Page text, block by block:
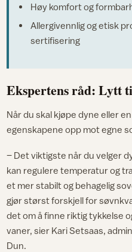
Høy komfort og
Allergivennlig og etisk
sertifisering
Ekspertens råd: Lytt
Når du skal kjøpe dyne eller
egenskapene opp mot egne
– Det viktigste når du velger
kan regulere temperatur og
et mer stabilt og behagelig
gjør størst forskjell for
det om å finne riktig tykkelse
vaner, sier Kari Setsaas,
Dun.